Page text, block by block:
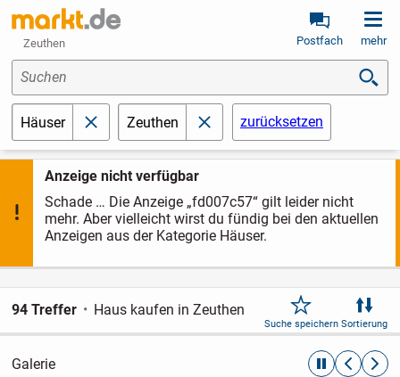
Zeuthen Postfach mehr
Anzeige nicht verfügbar
Schade … Die Anzeige „fd007c57“ gilt leider nicht
mehr. Aber vielleicht wirst du fündig bei den aktuellen
Anzeigen aus der Kategorie Häuser.
Suchen
Häuser schließenZeuthen schließenzurücksetzen
94 Treffer Haus kaufen in Zeuthen
Suche speichern Sortierung
Galerie automatische